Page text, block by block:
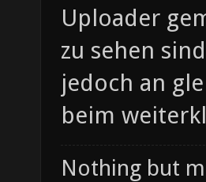
Uploader
zu sehen
jedoch an
beim
Nothing but